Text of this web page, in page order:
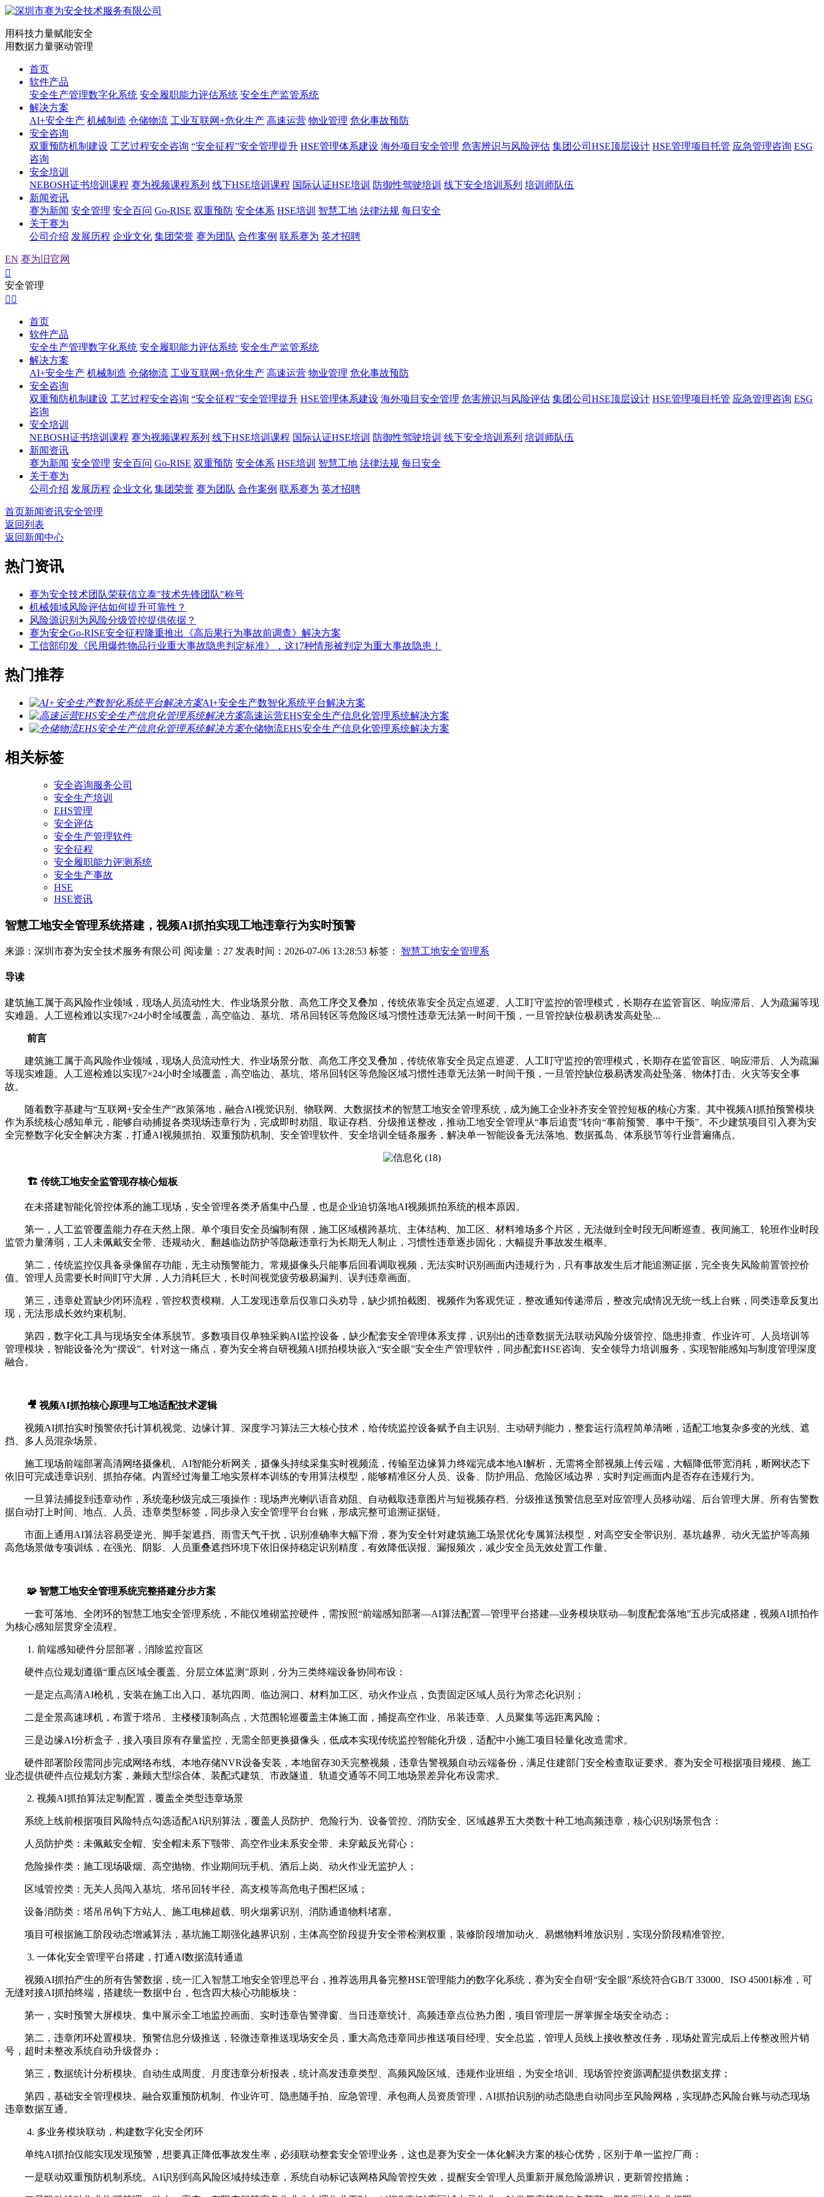
用科技力量赋能安全
用数据力量驱动管理
首页
软件产品
安全生产管理数字化系统 安全履职能力评估系统 安全生产监管系统
解决方案
AI+安全生产 机械制造 仓储物流 工业互联网+危化生产 高速运营 物业管理 危化事故预防
安全咨询
双重预防机制建设 工艺过程安全咨询 “安全征程”安全管理提升 HSE管理体系建设 海外项目安全管理 危害辨识与风险评估 集团公司HSE顶层设计 HSE管理项目托管 应急管理咨询 ESG
咨询
安全培训
NEBOSH证书培训课程 赛为视频课程系列 线下HSE培训课程 国际认证HSE培训 防御性驾驶培训 线下安全培训系列 培训师队伍
新闻资讯
赛为新闻 安全管理 安全百问 Go-RISE 双重预防 安全体系 HSE培训 智慧工地 法律法规 每日安全
关于赛为
公司介绍 发展历程 企业文化 集团荣誉 赛为团队 合作案例 联系赛为 英才招聘
EN 赛为旧官网

安全管理
 
首页
软件产品
安全生产管理数字化系统 安全履职能力评估系统 安全生产监管系统
解决方案
AI+安全生产 机械制造 仓储物流 工业互联网+危化生产 高速运营 物业管理 危化事故预防
安全咨询
双重预防机制建设 工艺过程安全咨询 “安全征程”安全管理提升 HSE管理体系建设 海外项目安全管理 危害辨识与风险评估 集团公司HSE顶层设计 HSE管理项目托管 应急管理咨询 ESG
咨询
安全培训
NEBOSH证书培训课程 赛为视频课程系列 线下HSE培训课程 国际认证HSE培训 防御性驾驶培训 线下安全培训系列 培训师队伍
新闻资讯
赛为新闻 安全管理 安全百问 Go-RISE 双重预防 安全体系 HSE培训 智慧工地 法律法规 每日安全
关于赛为
公司介绍 发展历程 企业文化 集团荣誉 赛为团队 合作案例 联系赛为 英才招聘
首页新闻资讯安全管理
返回列表
返回新闻中心
热门资讯
赛为安全技术团队荣获信立泰"技术先锋团队"称号
机械领域风险评估如何提升可靠性？
风险源识别为风险分级管控提供依据？
赛为安全Go-RISE安全征程隆重推出《高后果行为事故前调查》解决方案
工信部印发《民用爆炸物品行业重大事故隐患判定标准》，这17种情形被判定为重大事故隐患！
热门推荐
AI+安全生产数智化系统平台解决方案
高速运营EHS安全生产信息化管理系统解决方案
仓储物流EHS安全生产信息化管理系统解决方案
相关标签
安全咨询服务公司
安全生产培训
EHS管理
安全评估
安全生产管理软件
安全征程
安全履职能力评测系统
安全生产事故
HSE
HSE资讯
智慧工地安全管理系统搭建，视频AI抓拍实现工地违章行为实时预警
来源：深圳市赛为安全技术服务有限公司 阅读量：27 发表时间：2026-07-06 13:28:53 标签： 智慧工地安全管理系
导读
建筑施工属于高风险作业领域，现场人员流动性大、作业场景分散、高危工序交叉叠加，传统依靠安全员定点巡逻、人工盯守监控的管理模式，长期存在监管盲区、响应滞后、人为疏漏等现
实难题。人工巡检难以实现7×24小时全域覆盖，高空临边、基坑、塔吊回转区等危险区域习惯性违章无法第一时间干预，一旦管控缺位极易诱发高处坠...
前言
建筑施工属于高风险作业领域，现场人员流动性大、作业场景分散、高危工序交叉叠加，传统依靠安全员定点巡逻、人工盯守监控的管理模式，长期存在监管盲区、响应滞后、人为疏漏
等现实难题。人工巡检难以实现7×24小时全域覆盖，高空临边、基坑、塔吊回转区等危险区域习惯性违章无法第一时间干预，一旦管控缺位极易诱发高处坠落、物体打击、火灾等安全事
故。
随着数字基建与“互联网+安全生产”政策落地，融合AI视觉识别、物联网、大数据技术的智慧工地安全管理系统，成为施工企业补齐安全管控短板的核心方案。其中视频AI抓拍预警模块
作为系统核心感知单元，能够自动捕捉各类现场违章行为，完成即时劝阻、取证存档、分级推送整改，推动工地安全管理从“事后追责”转向“事前预警、事中干预”。不少建筑项目引入赛为安
全完整数字化安全解决方案，打通AI视频抓拍、双重预防机制、安全管理软件、安全培训全链条服务，解决单一智能设备无法落地、数据孤岛、体系脱节等行业普遍痛点。
🏗️ 传统工地安全监管现存核心短板
在未搭建智能化管控体系的施工现场，安全管理各类矛盾集中凸显，也是企业迫切落地AI视频抓拍系统的根本原因。
第一，人工监管覆盖能力存在天然上限。单个项目安全员编制有限，施工区域横跨基坑、主体结构、加工区、材料堆场多个片区，无法做到全时段无间断巡查。夜间施工、轮班作业时段
监管力量薄弱，工人未佩戴安全带、违规动火、翻越临边防护等隐蔽违章行为长期无人制止，习惯性违章逐步固化，大幅提升事故发生概率。
第二，传统监控仅具备录像留存功能，无主动预警能力。常规摄像头只能事后回看调取视频，无法实时识别画面内违规行为，只有事故发生后才能追溯证据，完全丧失风险前置管控价
值。管理人员需要长时间盯守大屏，人力消耗巨大，长时间视觉疲劳极易漏判、误判违章画面。
第三，违章处置缺少闭环流程，管控权责模糊。人工发现违章后仅靠口头劝导，缺少抓拍截图、视频作为客观凭证，整改通知传递滞后，整改完成情况无统一线上台账，同类违章反复出
现，无法形成长效约束机制。
第四，数字化工具与现场安全体系脱节。多数项目仅单独采购AI监控设备，缺少配套安全管理体系支撑，识别出的违章数据无法联动风险分级管控、隐患排查、作业许可、人员培训等
管理模块，智能设备沦为“摆设”。针对这一痛点，赛为安全将自研视频AI抓拍模块嵌入“安全眼”安全生产管理软件，同步配套HSE咨询、安全领导力培训服务，实现智能感知与制度管理深度
融合。
🎥 视频AI抓拍核心原理与工地适配技术逻辑
视频AI抓拍实时预警依托计算机视觉、边缘计算、深度学习算法三大核心技术，给传统监控设备赋予自主识别、主动研判能力，整套运行流程简单清晰，适配工地复杂多变的光线、遮
挡、多人员混杂场景。
施工现场前端部署高清网络摄像机、AI智能分析网关，摄像头持续采集实时视频流，传输至边缘算力终端完成本地AI解析，无需将全部视频上传云端，大幅降低带宽消耗，断网状态下
依旧可完成违章识别、抓拍存储。内置经过海量工地实景样本训练的专用算法模型，能够精准区分人员、设备、防护用品、危险区域边界，实时判定画面内是否存在违规行为。
一旦算法捕捉到违章动作，系统毫秒级完成三项操作：现场声光喇叭语音劝阻、自动截取违章图片与短视频存档、分级推送预警信息至对应管理人员移动端、后台管理大屏。所有告警数
据自动打上时间、地点、人员、违章类型标签，同步录入安全管理平台台账，形成完整可追溯证据链。
市面上通用AI算法容易受逆光、脚手架遮挡、雨雪天气干扰，识别准确率大幅下滑，赛为安全针对建筑施工场景优化专属算法模型，对高空安全带识别、基坑越界、动火无监护等高频
高危场景做专项训练，在强光、阴影、人员重叠遮挡环境下依旧保持稳定识别精度，有效降低误报、漏报频次，减少安全员无效处置工作量。
🧩 智慧工地安全管理系统完整搭建分步方案
一套可落地、全闭环的智慧工地安全管理系统，不能仅堆砌监控硬件，需按照“前端感知部署—AI算法配置—管理平台搭建—业务模块联动—制度配套落地”五步完成搭建，视频AI抓拍作
为核心感知层贯穿全流程。
1. 前端感知硬件分层部署，消除监控盲区
硬件点位规划遵循“重点区域全覆盖、分层立体监测”原则，分为三类终端设备协同布设：
一是定点高清AI枪机，安装在施工出入口、基坑四周、临边洞口、材料加工区、动火作业点，负责固定区域人员行为常态化识别；
二是全景高速球机，布置于塔吊、主楼楼顶制高点，大范围轮巡覆盖主体施工面，捕捉高空作业、吊装违章、人员聚集等远距离风险；
三是边缘AI分析盒子，接入项目原有存量监控，无需全部更换摄像头，低成本实现传统监控智能化升级，适配中小施工项目轻量化改造需求。
硬件部署阶段需同步完成网络布线、本地存储NVR设备安装，本地留存30天完整视频，违章告警视频自动云端备份，满足住建部门安全检查取证要求。赛为安全可根据项目规模、施工
业态提供硬件点位规划方案，兼顾大型综合体、装配式建筑、市政隧道、轨道交通等不同工地场景差异化布设需求。
2. 视频AI抓拍算法定制配置，覆盖全类型违章场景
系统上线前根据项目风险特点勾选适配AI识别算法，覆盖人员防护、危险行为、设备管控、消防安全、区域越界五大类数十种工地高频违章，核心识别场景包含：
人员防护类：未佩戴安全帽、安全帽未系下颚带、高空作业未系安全带、未穿戴反光背心；
危险操作类：施工现场吸烟、高空抛物、作业期间玩手机、酒后上岗、动火作业无监护人；
区域管控类：无关人员闯入基坑、塔吊回转半径、高支模等高危电子围栏区域；
设备消防类：塔吊吊钩下方站人、施工电梯超载、明火烟雾识别、消防通道物料堵塞。
项目可根据施工阶段动态增减算法，基坑施工期强化越界识别，主体高空阶段提升安全带检测权重，装修阶段增加动火、易燃物料堆放识别，实现分阶段精准管控。
3. 一体化安全管理平台搭建，打通AI数据流转通道
视频AI抓拍产生的所有告警数据，统一汇入智慧工地安全管理总平台，推荐选用具备完整HSE管理能力的数字化系统，赛为安全自研“安全眼”系统符合GB/T 33000、ISO 45001标准，可
无缝对接AI抓拍终端，搭建统一数据中台，包含四大核心功能板块：
第一，实时预警大屏模块。集中展示全工地监控画面、实时违章告警弹窗、当日违章统计、高频违章点位热力图，项目管理层一屏掌握全场安全动态；
第二，违章闭环处置模块。预警信息分级推送，轻微违章推送现场安全员，重大高危违章同步推送项目经理、安全总监，管理人员线上接收整改任务，现场处置完成后上传整改照片销
号，超时未整改系统自动升级督办；
第三，数据统计分析模块。自动生成周度、月度违章分析报表，统计高发违章类型、高频风险区域、违规作业班组，为安全培训、现场管控资源调配提供数据支撑；
第四，基础安全管理模块。融合双重预防机制、作业许可、隐患随手拍、应急管理、承包商人员资质管理，AI抓拍识别的动态隐患自动同步至风险网格，实现静态风险台账与动态现场
违章数据互通。
4. 多业务模块联动，构建数字化安全闭环
单纯AI抓拍仅能实现发现预警，想要真正降低事故发生率，必须联动整套安全管理业务，这也是赛为安全一体化解决方案的核心优势，区别于单一监控厂商：
一是联动双重预防机制系统。AI识别到高风险区域持续违章，系统自动标记该网格风险管控失效，提醒安全管理人员重新开展危险源辨识，更新管控措施；